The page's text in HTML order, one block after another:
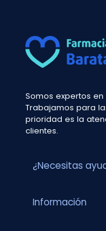
Somos expertos
Trabajamos para
prioridad es la
clientes.
¿Necesitas
Información